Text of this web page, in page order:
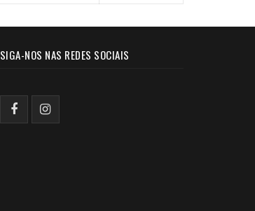
SIGA-NOS NAS REDES SOCIAIS